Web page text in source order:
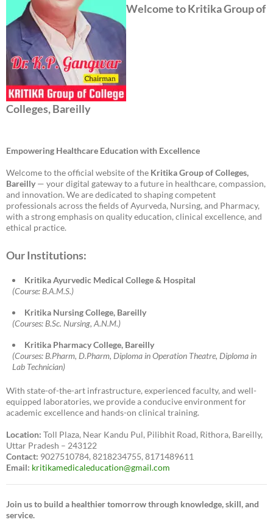
Welcome to Kritika Group of
Colleges, Bareilly
Empowering Healthcare Education with Excellence
Welcome to the official website of the Kritika Group of Colleges,
Bareilly — your digital gateway to a future in healthcare, compassion,
and innovation. We are dedicated to shaping competent
professionals across the fields of Ayurveda, Nursing, and Pharmacy,
with a strong emphasis on quality education, clinical excellence, and
ethical practice.
Our Institutions:
Kritika Ayurvedic Medical College & Hospital
(Course: B.A.M.S.)
Kritika Nursing College, Bareilly
(Courses: B.Sc. Nursing, A.N.M.)
Kritika Pharmacy College, Bareilly
(Courses: B.Pharm, D.Pharm, Diploma in Operation Theatre, Diploma in
Lab Technician)
With state-of-the-art infrastructure, experienced faculty, and well-
equipped laboratories, we provide a conducive environment for
academic excellence and hands-on clinical training.
Location: Toll Plaza, Near Kandu Pul, Pilibhit Road, Rithora, Bareilly,
Uttar Pradesh – 243122
Contact: 9027510784, 8218234755, 8171489611
Email: kritikamedicaleducation@gmail.com
Join us to build a healthier tomorrow through knowledge, skill, and
service.